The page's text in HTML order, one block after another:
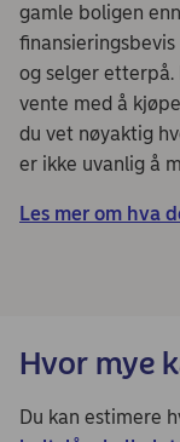
gamle boligen
og selger
vente med å
du vet nøyaktig
er ikke uvanlig å
Les mer om hva
Hvor mye
Du kan estimere